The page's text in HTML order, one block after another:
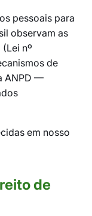
pessoais para
observam as
nº
de
ANPD —
em nosso
de